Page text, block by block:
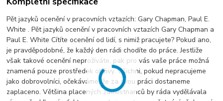
Pět jazyků ocenění v pracovních vztazích: Gary Chapman, Paul E.
White . Pět jazyků ocenění v pracovních vztazích Gary Chapman a
Paul E. White Cítíte ocenění od lidí, s nimiž pracujete? Pokud ano,
je pravděpodobné, že každý den rádi chodíte do práce. Jestliže
však takové ocenění neprožíváte, pak pro vás vaše práce možná
znamená pouze prostředek obživy. Všichni, pokud nepracujeme
jako dobrovolníci, očekáváme, že za svou práci dostaneme
zaplaceno. Většina placených zaměstnanců by ráda vydělávala